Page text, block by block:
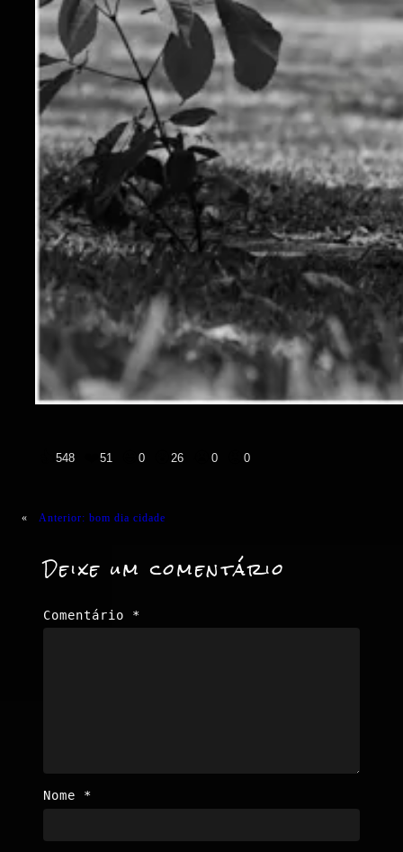
548 51 0 26 0 0
« Anterior: bom dia cidade
Deixe um comentário
Comentário *
Nome *